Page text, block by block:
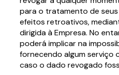
para o tratamento de
efeitos retroativos,
dirigida à Empresa. No
poderá implicar na
fornecendo algum serviço
caso o dado revogado